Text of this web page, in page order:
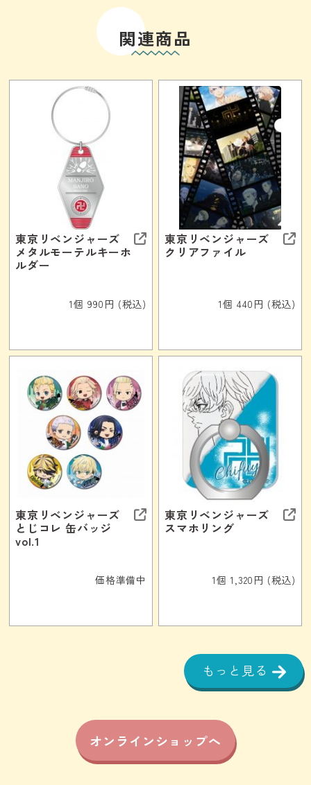
関連商品
東京リベンジャーズ
メタルモーテルキーホ
ルダー
1個 990円 (税込)
東京リベンジャーズ
クリアファイル
1個 440円 (税込)
東京リベンジャーズ
とじコレ 缶バッジ
vol.1
価格準備中
東京リベンジャーズ
スマホリング
1個 1,320円 (税込)
もっと見る
オンラインショップへ